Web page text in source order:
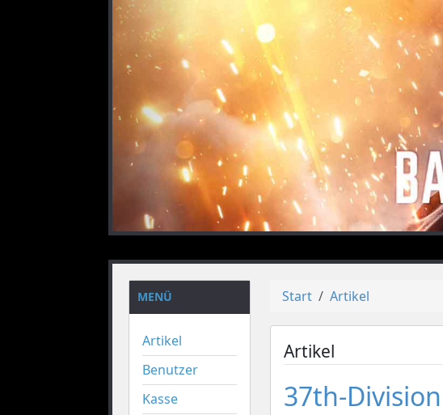
vorheriges
MENÜ
Artikel
Benutzer
Kasse
Start Artikel
Artikel
37th-